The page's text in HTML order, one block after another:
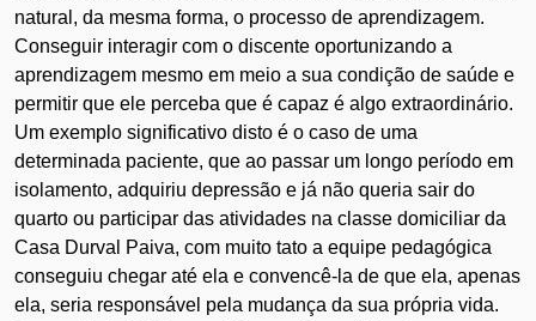
natural, da mesma forma, o processo de aprendizagem.
Conseguir interagir com o discente oportunizando a
aprendizagem mesmo em meio a sua condição de saúde e
permitir que ele perceba que é capaz é algo extraordinário.
Um exemplo significativo disto é o caso de uma
determinada paciente, que ao passar um longo período em
isolamento, adquiriu depressão e já não queria sair do
quarto ou participar das atividades na classe domiciliar da
Casa Durval Paiva, com muito tato a equipe pedagógica
conseguiu chegar até ela e convencê-la de que ela, apenas
ela, seria responsável pela mudança da sua própria vida.